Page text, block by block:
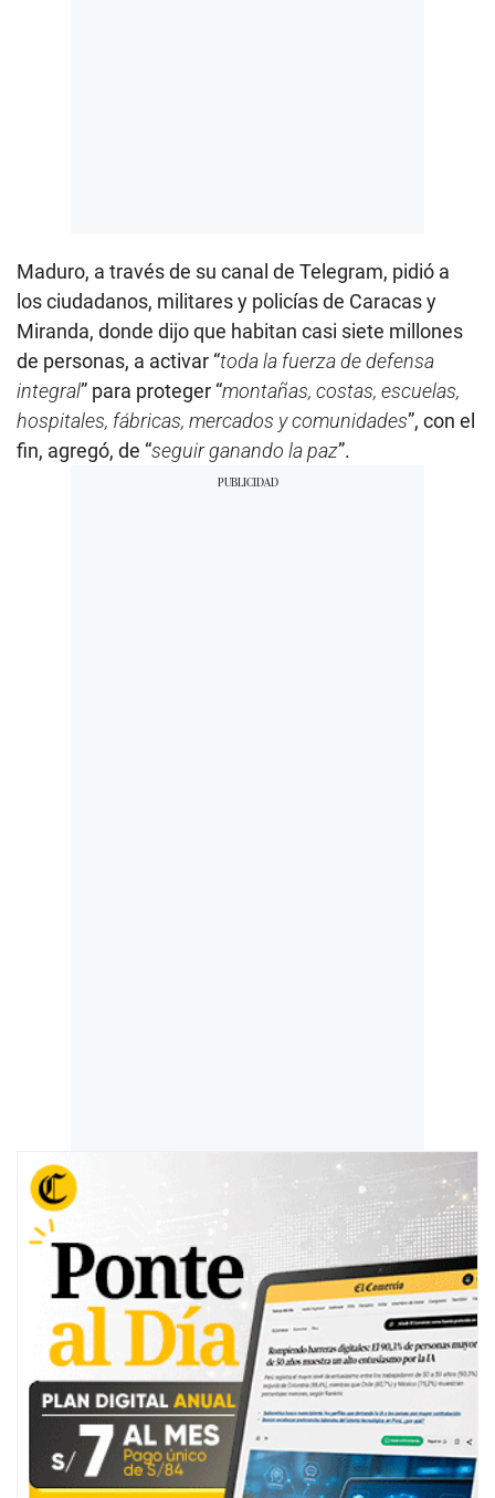
Maduro, a través de su canal de Telegram, pidió a
los ciudadanos, militares y policías de Caracas y
Miranda, donde dijo que habitan casi siete millones
de personas, a activar “toda la fuerza de defensa
integral” para proteger “montañas, costas, escuelas,
hospitales, fábricas, mercados y comunidades”, con el
fin, agregó, de “seguir ganando la paz”.